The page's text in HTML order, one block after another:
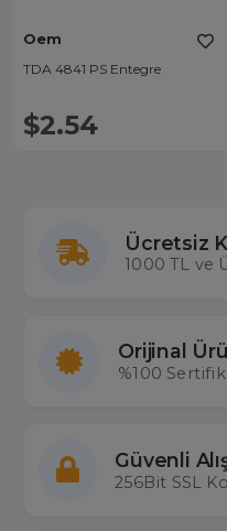
Oem
TDA 4841 PS Entegre
$2.54
Ücretsiz
1000 TL ve
Orijinal
%100
Güvenli
256Bit SSL